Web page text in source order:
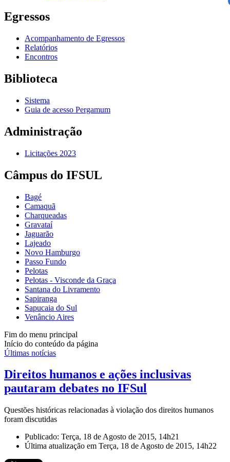
Egressos
Acompanhamento de Egressos
Relatórios
Encontros
Biblioteca
Sistema
Guia de acesso Pergamum
Administração
Licitações 2023
Câmpus do IFSUL
Bagé
Camaquã
Charqueadas
Gravataí
Jaguarão
Lajeado
Novo Hamburgo
Passo Fundo
Pelotas
Pelotas - Visconde da Graça
Santana do Livramento
Sapiranga
Sapucaia do Sul
Venâncio Aires
Fim do menu principal
Início do conteúdo da página
Últimas notícias
Direitos humanos e ações inclusivas
pautaram debates no IFSul
Questões históricas relacionadas à violação dos direitos humanos
foram discutidas
Publicado: Terça, 18 de Agosto de 2015, 14h21
Última atualização em Terça, 18 de Agosto de 2015, 14h22